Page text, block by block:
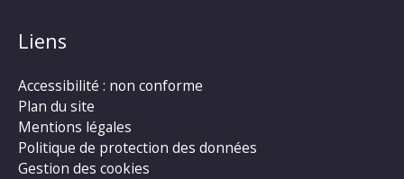
Liens
Accessibilité : non conforme
Plan du site
Mentions légales
Politique de protection des données
Gestion des cookies